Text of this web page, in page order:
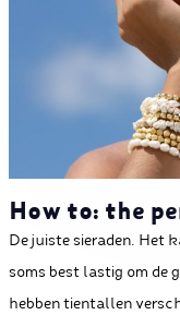
How to: the
De juiste sieraden. Het
soms best lastig om de
hebben tientallen